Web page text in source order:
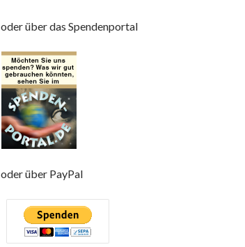
oder über das Spendenportal
oder über PayPal